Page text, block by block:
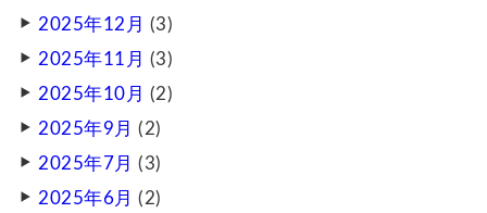
2025年12月 (3)
2025年11月 (3)
2025年10月 (2)
2025年9月 (2)
2025年7月 (3)
2025年6月 (2)